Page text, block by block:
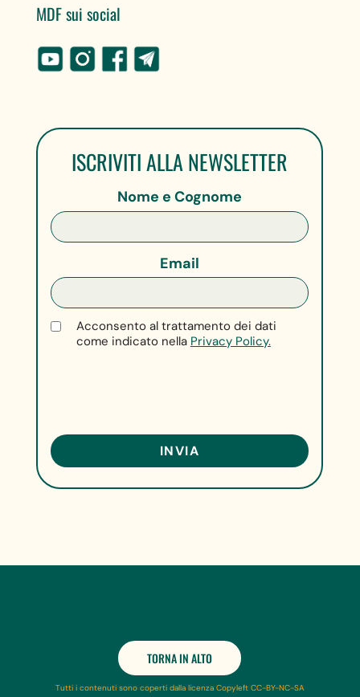
MDF sui social
ISCRIVITI ALLA NEWSLETTER
Nome e Cognome
Email
Acconsento al trattamento dei dati
come indicato nella Privacy Policy.
TORNA IN ALTO
Tutti i contenuti sono coperti dalla licenza Copyleft CC-BY-NC-SA